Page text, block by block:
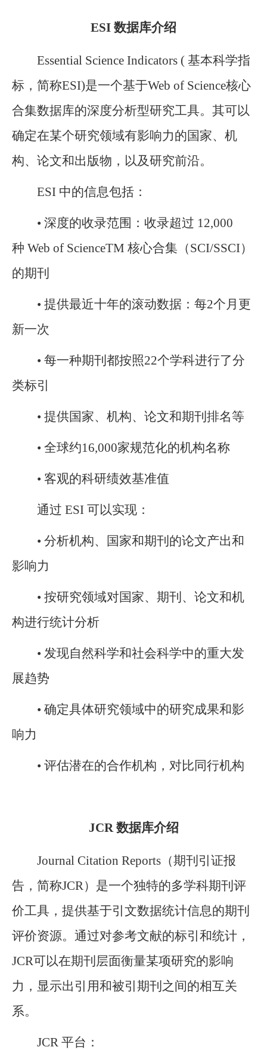
ESI 数据库介绍
Essential Science Indicators ( 基本科学指
标，简称ESI)是一个基于Web of Science核心
合集数据库的深度分析型研究工具。其可以
确定在某个研究领域有影响力的国家、机
构、论文和出版物，以及研究前沿。
ESI 中的信息包括：
• 深度的收录范围：收录超过 12,000
种 Web of ScienceTM 核心合集（SCI/SSCI）
的期刊
• 提供最近十年的滚动数据：每2个月更
新一次
• 每一种期刊都按照22个学科进行了分
类标引
• 提供国家、机构、论文和期刊排名等
• 全球约16,000家规范化的机构名称
• 客观的科研绩效基准值
通过 ESI 可以实现：
• 分析机构、国家和期刊的论文产出和
影响力
• 按研究领域对国家、期刊、论文和机
构进行统计分析
• 发现自然科学和社会科学中的重大发
展趋势
• 确定具体研究领域中的研究成果和影
响力
• 评估潜在的合作机构，对比同行机构
JCR 数据库介绍
Journal Citation Reports（期刊引证报
告，简称JCR）是一个独特的多学科期刊评
价工具，提供基于引文数据统计信息的期刊
评价资源。通过对参考文献的标引和统计，
JCR可以在期刊层面衡量某项研究的影响
力，显示出引用和被引期刊之间的相互关
系。
JCR 平台：